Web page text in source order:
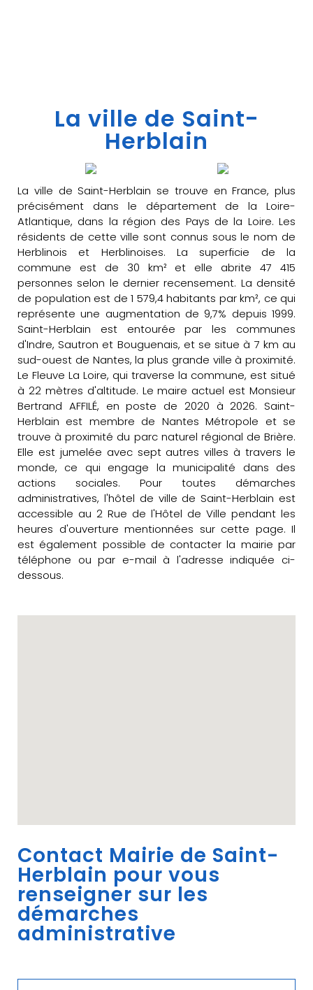
La ville de Saint-
Herblain
La ville de Saint-Herblain se trouve en France, plus
précisément dans le département de la Loire-
Atlantique, dans la région des Pays de la Loire. Les
résidents de cette ville sont connus sous le nom de
Herblinois et Herblinoises. La superficie de la
commune est de 30 km² et elle abrite 47 415
personnes selon le dernier recensement. La densité
de population est de 1 579,4 habitants par km², ce qui
représente une augmentation de 9,7% depuis 1999.
Saint-Herblain est entourée par les communes
d'Indre, Sautron et Bouguenais, et se situe à 7 km au
sud-ouest de Nantes, la plus grande ville à proximité.
Le Fleuve La Loire, qui traverse la commune, est situé
à 22 mètres d'altitude. Le maire actuel est Monsieur
Bertrand AFFILÉ, en poste de 2020 à 2026. Saint-
Herblain est membre de Nantes Métropole et se
trouve à proximité du parc naturel régional de Brière.
Elle est jumelée avec sept autres villes à travers le
monde, ce qui engage la municipalité dans des
actions sociales. Pour toutes démarches
administratives, l'hôtel de ville de Saint-Herblain est
accessible au 2 Rue de l'Hôtel de Ville pendant les
heures d'ouverture mentionnées sur cette page. Il
est également possible de contacter la mairie par
téléphone ou par e-mail à l'adresse indiquée ci-
dessous.
Contact Mairie de Saint-
Herblain pour vous
renseigner sur les
démarches
administrative